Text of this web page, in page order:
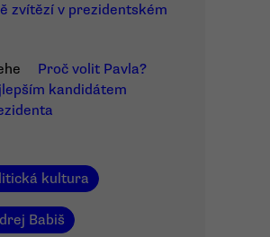
zvítězí v prezidentském
Proč volit Pavla?
kandidátem
kultura
Babiš